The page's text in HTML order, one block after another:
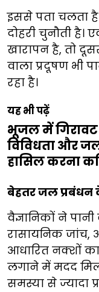
इससे पता चलता
दोहरी चुनौती
खारापन है, तो
वाला प्रदूषण भी
रहा है।
यह भी पढ़ें
भूजल में
विविधता और
हासिल करना
बेहतर जल प्रबंधन
वैज्ञानिकों ने
रासायनिक
आधारित नक्शों
लगाने में मदद
समस्या से ज्यादा